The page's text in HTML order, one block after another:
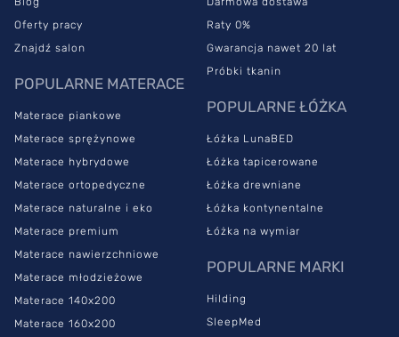
Oferty pracy
Znajdź salon
POPULARNE MATERACE
Materace piankowe
Materace sprężynowe
Materace hybrydowe
Materace ortopedyczne
Materace naturalne i eko
Materace premium
Materace nawierzchniowe
Materace młodzieżowe
Materace 140x200
Materace 160x200
Raty 0%
Gwarancja nawet 20 lat
Próbki tkanin
POPULARNE ŁÓŻKA
Łóżka LunaBED
Łóżka tapicerowane
Łóżka drewniane
Łóżka kontynentalne
Łóżka na wymiar
POPULARNE MARKI
Hilding
SleepMed